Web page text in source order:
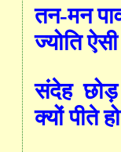
तन-मन
ज्योति
संदेह छोड़
क्यों पीते